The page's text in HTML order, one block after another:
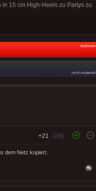
15 cm High-Heels zu Partys zu
Startseite
nicht moderiert
+21 (29)
dem Netz kopiert.